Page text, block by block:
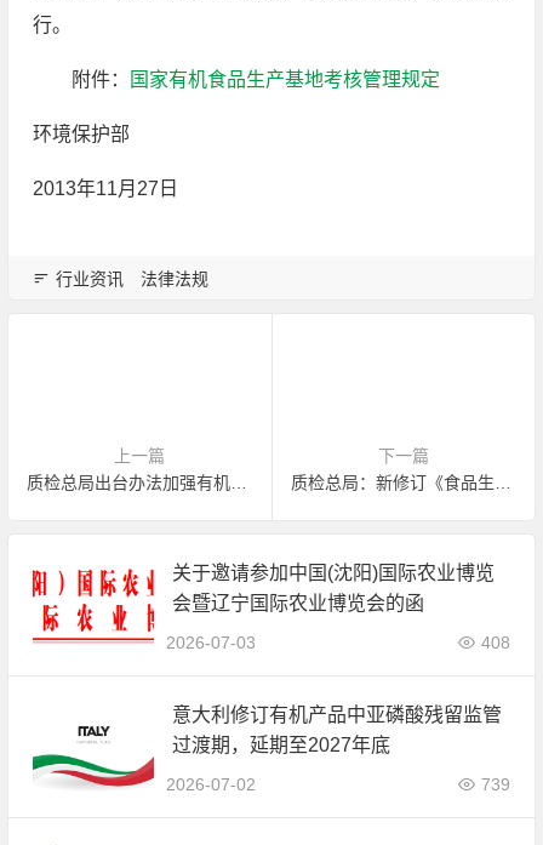
行。
附件： 国家有机食品生产基地考核管理规定
环境保护部
2013年11月27日
行业资讯 法律法规
上一篇
质检总局出台办法加强有机产品认证管理
下一篇
关于邀请参加中国(沈阳)国际农业博览
会暨辽宁国际农业博览会的函
2026-07-03 408
意大利修订有机产品中亚磷酸残留监管
过渡期，延期至2027年底
2026-07-02 739